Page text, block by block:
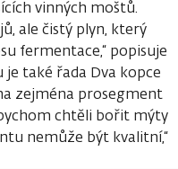
vinných moštů.
ale čistý plyn, který
fermentace,“ popisuje
také řada Dva kopce
zejména prosegment
chtěli bořit mýty
nemůže být kvalitní,“